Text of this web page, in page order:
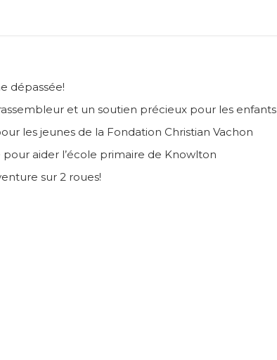
dépassée!
et un soutien précieux pour les enfants
les jeunes de la Fondation Christian Vachon
aider l’école primaire de Knowlton
sur 2 roues!